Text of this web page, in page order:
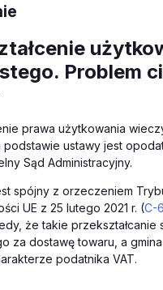
Problem
prawa użytkowania
podstawie ustawy jest
Sąd Administracyjny.
spójny z orzeczeniem
UE z 25 lutego 2021 r. (C-
że takie przekształcanie
za dostawę towaru, a gmina
podatnika VAT.